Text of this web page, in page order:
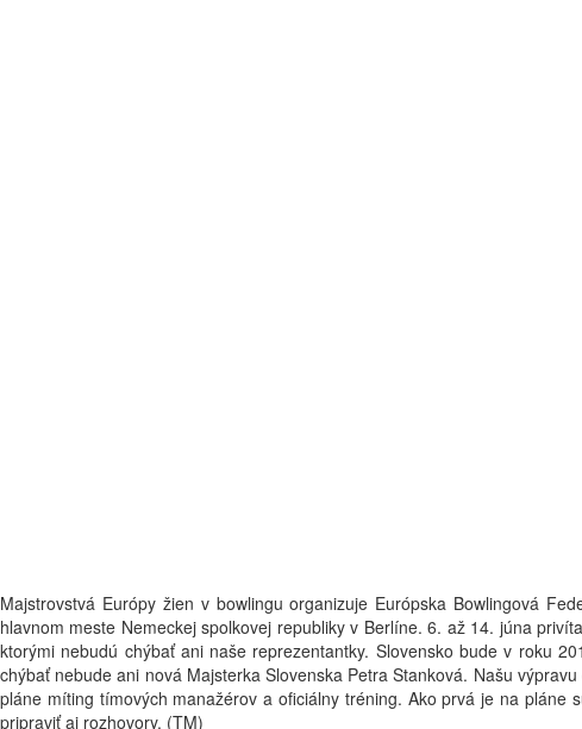
Majstrovstvá Európy žien v bowlingu organizuje Európska Bowlingová
hlavnom meste Nemeckej spolkovej republiky v Berlíne. 6. až 14. júna
ktorými nebudú chýbať ani naše reprezentantky. Slovensko bude v roku
chýbať nebude ani nová Majsterka Slovenska Petra Stanková. Našu
pláne míting tímových manažérov a oficiálny tréning. Ako prvá je na pláne
pripraviť aj rozhovory. (TM)